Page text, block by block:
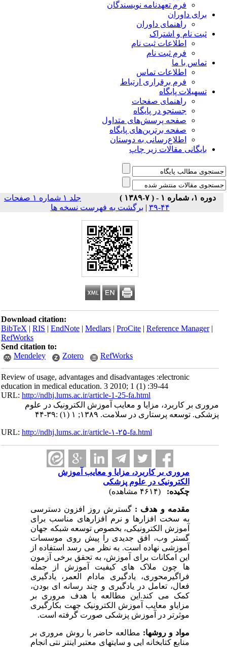
فرم تعهدنامه نویسندگان
برای داوران
راهنمای داوران
ثبت نام و اشتراک
اطلاعات ثبت نام
فرم ثبت نام
تماس با ما
اطلاعات تماس
فرم برقراری ارتباط
تسهیلات پایگاه
راهنمای صفحات
جستجو در پایگاه
صفحه پرسش‌های متداول
صفحه برترین‌های پایگاه
اطلاع‌رسانی به دوستان
بایگانی مقالات زیر چاپ
دوره ۱، شماره ۱ - ( ۷-۱۳۸۹ )
جلد ۱ شماره ۱ صفحات
۴۴-۳۹
|برگشت به فهرست نسخه ها
Download citation:
BibTeX|RIS|EndNote|Medlars|ProCite|Reference Manager
RefWorks
Send citation to:
Mendeley
Zotero RefWorks
Review of usage, advantages and disadvantages :electronic
education in medical education. 3 2010; 1 (1) :39-44
URL:http://ndhj.lums.ac.ir/article-1-25-fa.html
مروری بر کاربرد، مزایا و معایب آموزش الکترونیک در علوم
پزشکی. توسعه پرستاری در سلامت. ۱۳۸۹; ۱ (۱) :۳۹-۴۴
URL:http://ndhj.lums.ac.ir/article-۱-۲۵-fa.html
مروری بر کاربرد، مزایا و معایب آموزش
الکترونیک در علوم پزشکی
چکیده:
مقدمه و هدف :گسترش روز افزون دسترسی
به سخت افزارها و نرم افزارهای مناسب برای
آموزش الکترونیکی، بخصوص توسعه شبکه جهان
گستر وب، افق جدیدی را پیش روی موسسات
آموزشی نهاده است. به نظر می رسد استفاده از
این امکانات برای آموزش، به تحقق برخی آزمون
ها چون ملاک های کیفیت آموزش از جمله
فراگیرمحوری، یادگیری مادام العمر، یادگیری
فعال، تعامل در یادگیری و چند رسانه ای بودن،
کمک می کند.این مطالعه با هدف مروری بر
مزایاو معایب آموزش الکترونیک جهت بکارگیری
موثرتر در آموزش پزشکی صورت گرفته است.
مواد و روشها:مطالعه حاضر با روش مروری بر
منابع کتابخانه ایی و سایتهای معتبر اینتر نتی انجام